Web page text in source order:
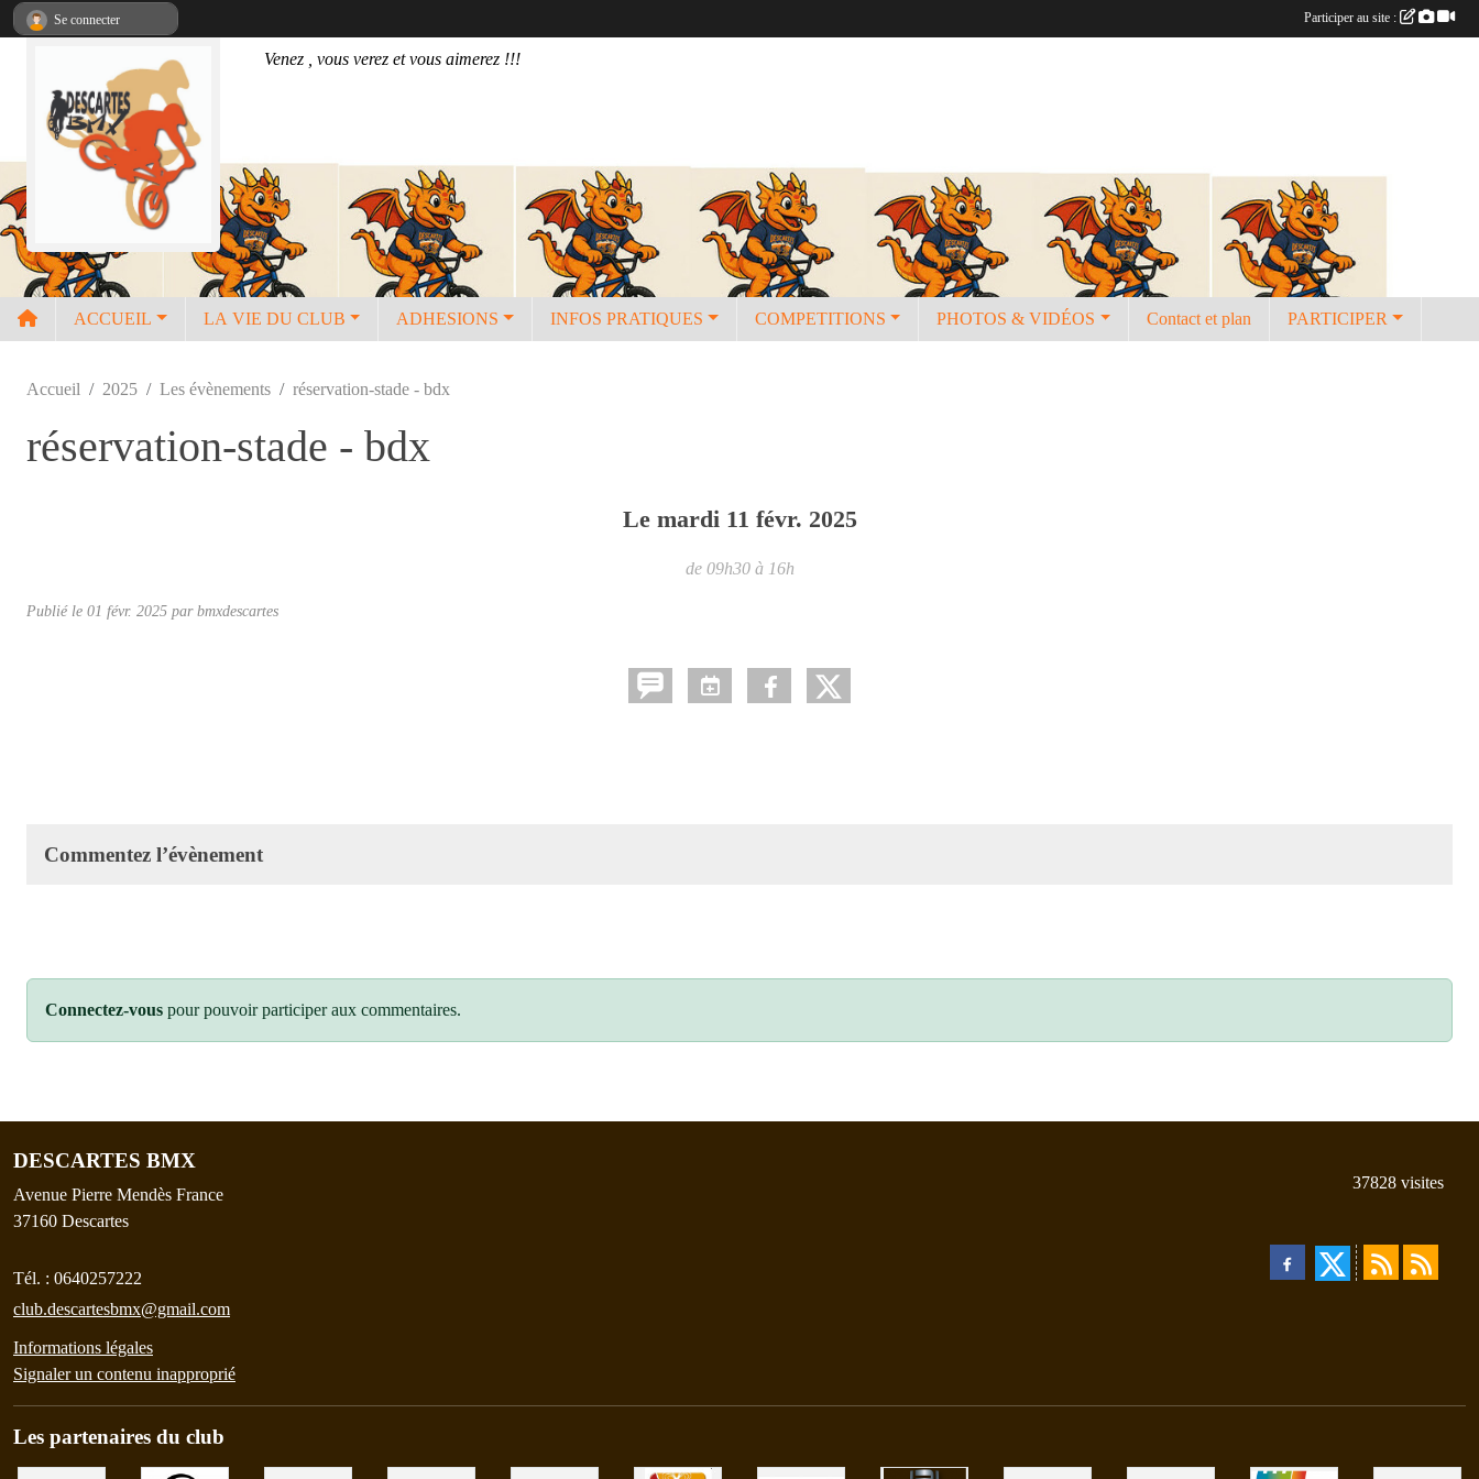
Venez , vous verez et vous aimerez !!!
ACCUEIL LA VIE DU CLUB ADHESIONS INFOS PRATIQUES COMPETITIONS PHOTOS & VIDÉOS Contact et plan PARTICIPER
Accueil 2025 Les évènements réservation-stade - bdx
réservation-stade - bdx
Le mardi 11 févr. 2025
de 09h30 à 16h
Publié le 01 févr. 2025 parbmxdescartes
Commentez l’évènement
Connectez-vous pour pouvoir participer aux commentaires.
DESCARTES BMX
Avenue Pierre Mendès France
37160 Descartes
Tél. : 0640257222
club.descartesbmx@gmail.com
Informations légales
Signaler un contenu inapproprié
37828 visites
Les partenaires du club
Se connecter Participer au site :
Panneau de gestion des cookies